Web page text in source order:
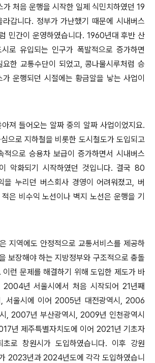
가 처음 운행을 시작한 일제 식민치하였던 19
갑니다. 정부가 가난했기 때문에 시내버스
민간이 운영하였습니다. 1960년대 후반 산
로 유입되는 인구가 폭발적으로 증가하면
한 교통수단이 되었고, 콩나물시루처럼 승
운행되던 시절에는 황금알을 낳는 사업이
져 들어오는 알짜 중의 알짜 사업이었지요.
으로 지하철을 비롯한 도시철도가 도입되고
적으로 승용차 보급이 증가하면서 시내버스
악화되기 시작하였던 것입니다. 결국 80
을 누리던 버스회사 경영이 어려워졌고, 버
은 비수익 노선이나 벽지 노선은 운행을 기
지역에도 안정적으로 교통서비스를 제공하
보장해야 하는 지방정부와 구조적으로 충돌
이런 문제를 해결하기 위해 도입한 제도가 바
2004년 서울시에서 처음 시작되어 21년째
, 서울시에 이어 2005년 대전광역시, 2006
, 2007년 부산광역시, 2009년 인천광역시
년 제주특별자치도에 이어 2021년 기초자
초로 창원시가 도입하였습니다. 이후 강원
2023년과 2024년도에 각각 도입하였습니